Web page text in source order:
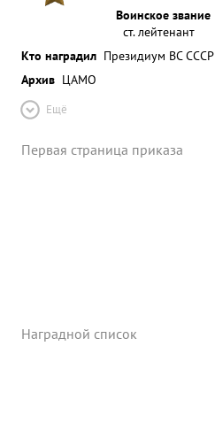
Воинское звание
ст. лейтенант
Кто наградил Президиум ВС СССР
Архив ЦАМО
Ещё
Первая страница приказа
Наградной список